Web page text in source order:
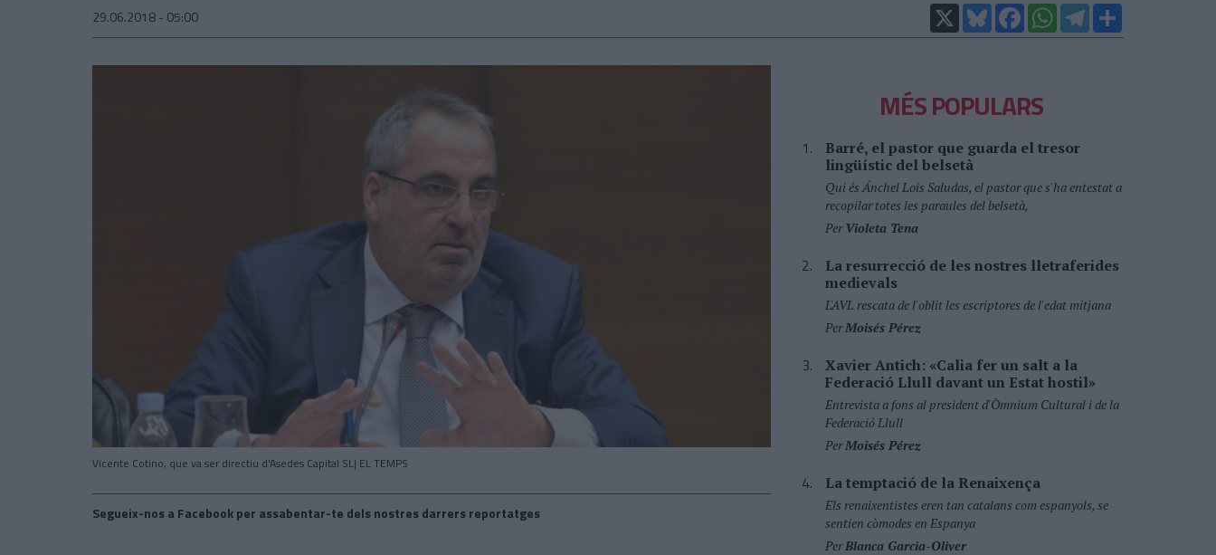
29.06.2018 - 05:00 X BlueskyFacebookWhatsAppTelegram
Vicente Cotino, que va ser directiu d'Asedes Capital SL| EL TEMPS
Segueix-nos a Facebook per assabentar-te dels nostres darrers reportatges
MÉS POPULARS
Barré, el pastor que guarda el tresor
lingüístic del belsetà
Qui és Ánchel Lois Saludas, el pastor que s'ha entestat a
recopilar totes les paraules del belsetà,
PerVioleta Tena
La resurrecció de les nostres lletraferides
medievals
L'AVL rescata de l'oblit les escriptores de l'edat mitjana
PerMoisés Pérez
Xavier Antich: «Calia fer un salt a la
Federació Llull davant un Estat hostil»
Entrevista a fons al president d'Òmnium Cultural i de la
Federació Llull
PerMoisés Pérez
La temptació de la Renaixença
Els renaixentistes eren tan catalans com espanyols, se
sentien còmodes en Espanya
PerBlanca Garcia-Oliver